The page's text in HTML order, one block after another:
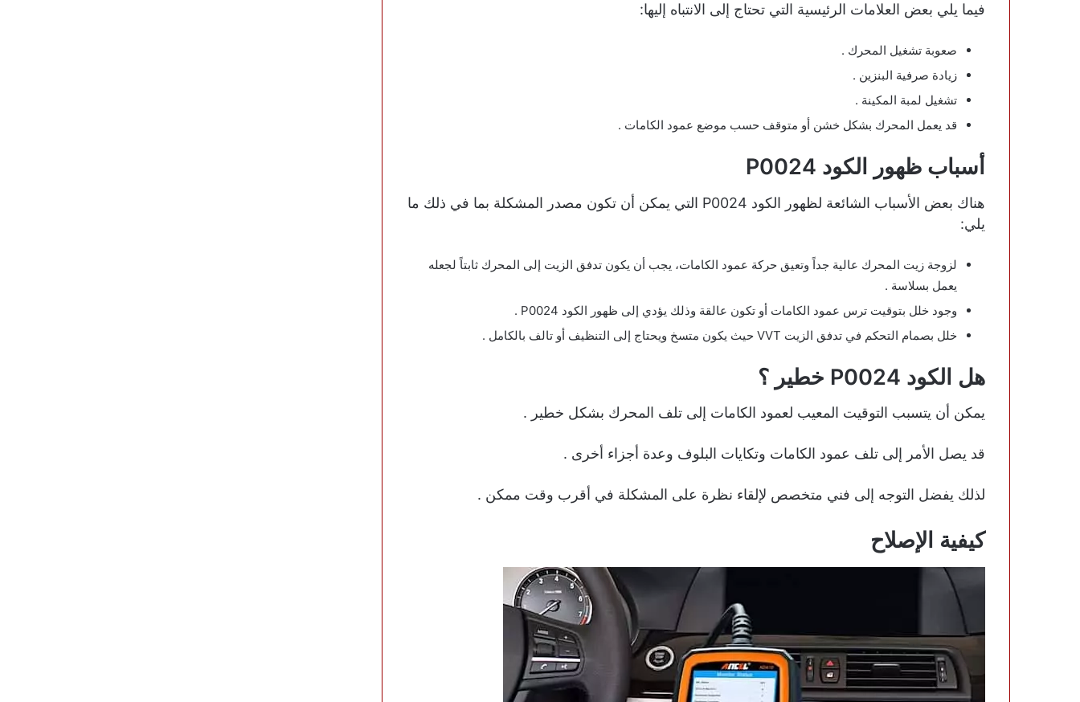
فيما يلي بعض العلامات الرئيسية التي تحتاج إلى الانتباه إليها:
صعوبة تشغيل المحرك .
زيادة صرفية البنزين .
تشغيل لمبة المكينة .
قد يعمل المحرك بشكل خشن أو متوقف حسب موضع عمود الكامات .
أسباب ظهور الكود P0024
هناك بعض الأسباب الشائعة لظهور الكود P0024 التي يمكن أن تكون مصدر المشكلة بما في ذلك ما
يلي:
لزوجة زيت المحرك عالية جداً وتعيق حركة عمود الكامات، يجب أن يكون تدفق الزيت إلى المحرك ثابتاً لجعله
يعمل بسلاسة .
وجود خلل بتوقيت ترس عمود الكامات أو تكون عالقة وذلك يؤدي إلى ظهور الكود P0024 .
خلل بصمام التحكم في تدفق الزيت VVT حيث يكون متسخ ويحتاج إلى التنظيف أو تالف بالكامل .
هل الكود P0024 خطير ؟
يمكن أن يتسبب التوقيت المعيب لعمود الكامات إلى تلف المحرك بشكل خطير .
قد يصل الأمر إلى تلف عمود الكامات وتكايات البلوف وعدة أجزاء أخرى .
لذلك يفضل التوجه إلى فني متخصص لإلقاء نظرة على المشكلة في أقرب وقت ممكن .
كيفية الإصلاح